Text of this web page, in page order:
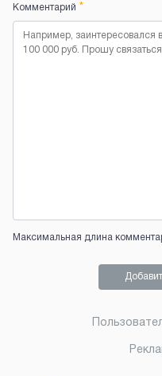
Комментарий *
Максимальная длина